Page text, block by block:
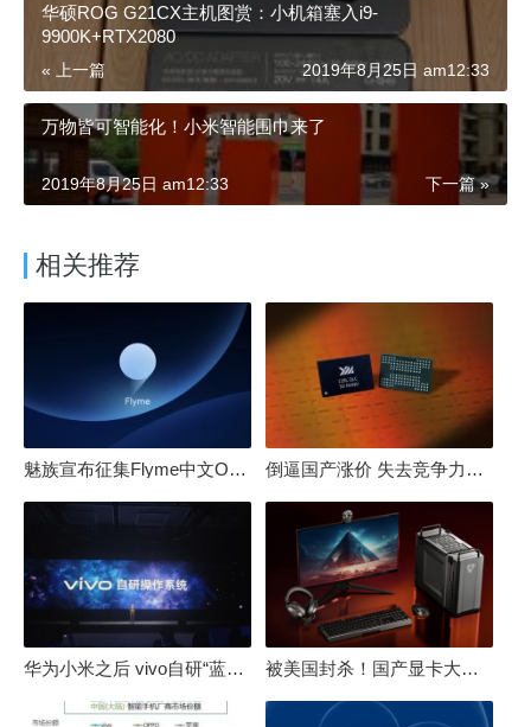
华硕ROG G21CX主机图赏：小机箱塞入i9-
9900K+RTX2080
« 上一篇 2019年8月25日 am12:33
万物皆可智能化！小米智能围巾来了
下一篇 »
2019年8月25日 am12:33
相关推荐
魅族宣布征集Flyme中文OS名：要像鸿蒙、澎湃一样响亮 倒逼国产涨价 失去竞争力！三星要减产50%：SSD必须涨价
华为小米之后 vivo自研“蓝河”操作系统重磅发布 被美国封杀！国产显卡大厂：中国GPU不存在至暗时刻